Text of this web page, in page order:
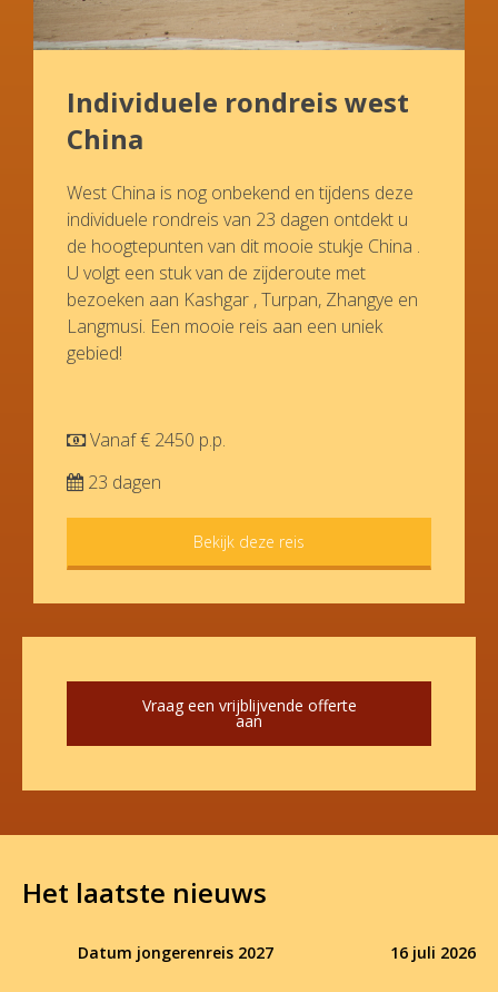
Individuele rondreis west
China
West China is nog onbekend en tijdens deze
individuele rondreis van 23 dagen ontdekt u
de hoogtepunten van dit mooie stukje China .
U volgt een stuk van de zijderoute met
bezoeken aan Kashgar , Turpan, Zhangye en
Langmusi. Een mooie reis aan een uniek
gebied!
Vanaf € 2450 p.p.
23 dagen
Bekijk deze reis
Vraag een vrijblijvende offerte
aan
Het laatste nieuws
Datum jongerenreis 2027 16 juli 2026